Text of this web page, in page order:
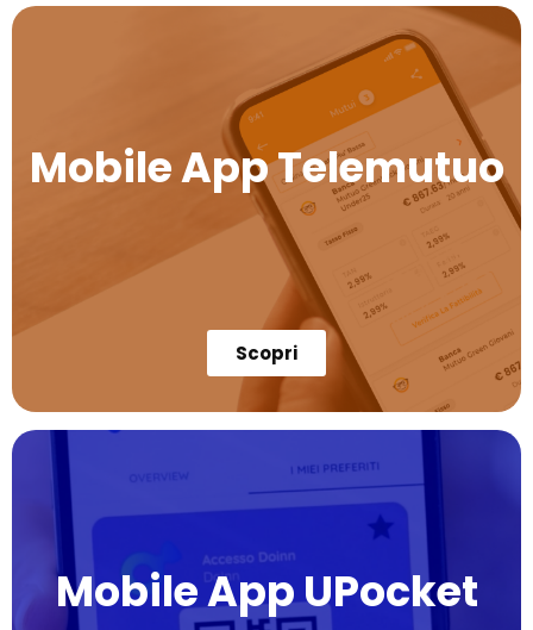
Mobile App Telemutuo
Scopri
Mobile App UPocket